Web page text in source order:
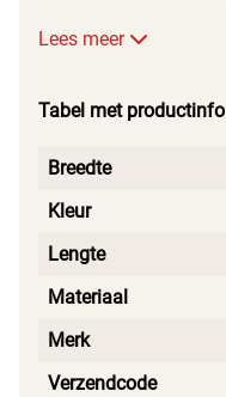
Lees meer
Tabel met productinfo
Breedte
Kleur
Lengte
Materiaal
Merk
Verzendcode